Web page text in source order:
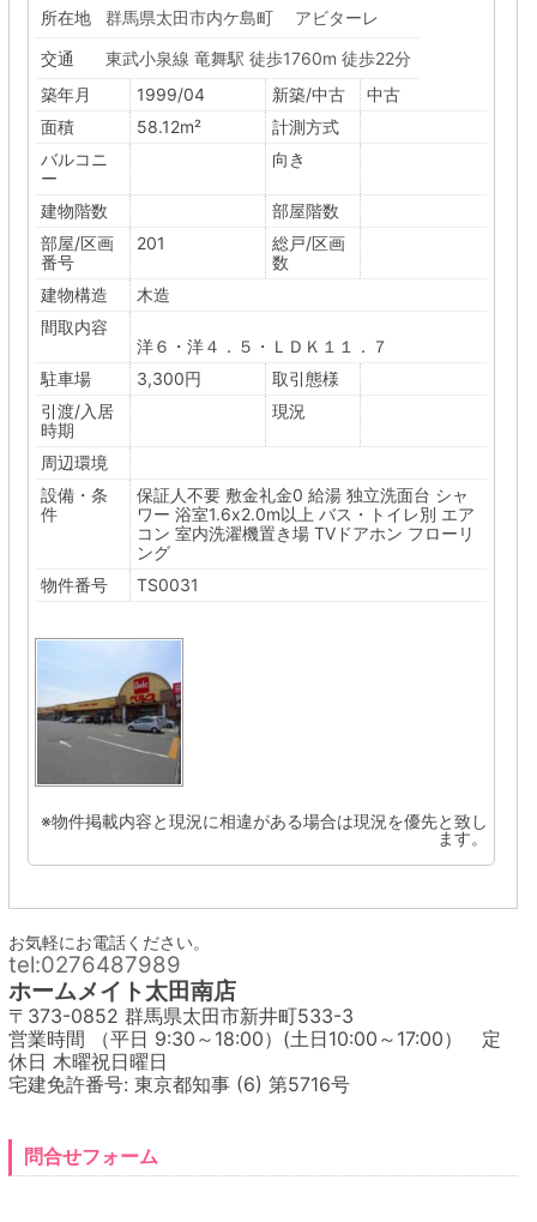
所在地
群馬県太田市内ケ島町 アビターレ
交通
東武小泉線 竜舞駅 徒歩1760m 徒歩22分
築年月
1999/04 新築/中古
中古
面積
58.12m²
計測方式
バルコニ
ー
向き
建物階数
部屋階数
部屋/区画
番号
201
総戸/区画
数
建物構造
木造
間取内容
洋６・洋４．５・ＬＤＫ１１．７
駐車場
3,300円
取引態様
引渡/入居
時期
現況
周辺環境
設備・条
件
保証人不要 敷金礼金0 給湯 独立洗面台 シャ
ワー 浴室1.6x2.0m以上 バス・トイレ別 エア
コン 室内洗濯機置き場 TVドアホン フローリ
ング
物件番号
TS0031
※物件掲載内容と現況に相違がある場合は現況を優先と致し
ます。
お気軽にお電話ください。
tel:0276487989
ホームメイト太田南店
〒373-0852 群馬県太田市新井町533-3
営業時間 （平日 9:30～18:00）(土日10:00～17:00） 定
休日 木曜祝日曜日
宅建免許番号: 東京都知事 (6) 第5716号
問合せフォーム